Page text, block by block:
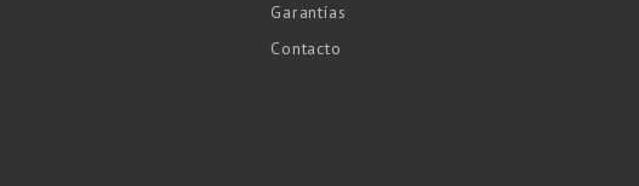
Garantías
Contacto